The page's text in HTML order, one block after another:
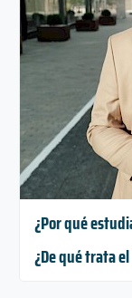
¿Por qué
¿De qué trata